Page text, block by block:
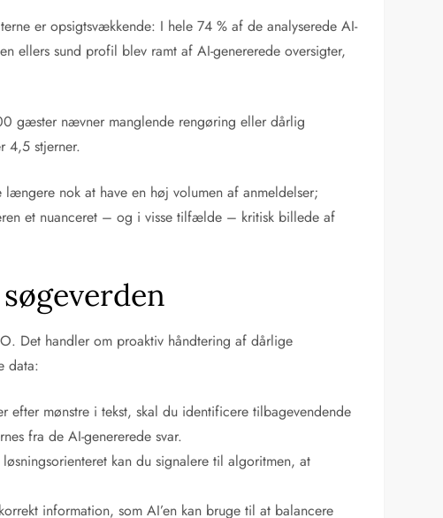
er opsigtsvækkende: I hele 74 % af de analyserede AI-
ellers sund profil blev ramt af AI-genererede oversigter,
gæster nævner manglende rengøring eller dårlig
4,5 stjerner.
nok at have en høj volumen af anmeldelser;
et nuanceret – og i visse tilfælde – kritisk billede af
Det handler om proaktiv håndtering af dårlige
data:
efter mønstre i tekst, skal du identificere tilbagevendende
fra de AI-genererede svar.
kan du signalere til algoritmen, at
information, som AI’en kan bruge til at balancere